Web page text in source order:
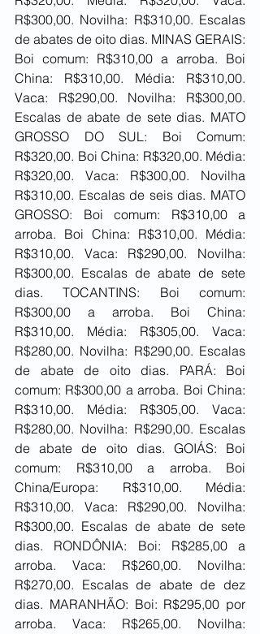
R$300,00. Novilha: R$310,00. Escalas
de abates de oito dias. MINAS GERAIS:
Boi comum: R$310,00 a arroba. Boi
China: R$310,00. Média: R$310,00.
Vaca: R$290,00. Novilha: R$300,00.
Escalas de abate de sete dias. MATO
GROSSO DO SUL: Boi Comum:
R$320,00. Boi China: R$320,00. Média:
R$320,00. Vaca: R$300,00. Novilha
R$310,00. Escalas de seis dias. MATO
GROSSO: Boi comum: R$310,00 a
arroba. Boi China: R$310,00. Média:
R$310,00. Vaca: R$290,00. Novilha:
R$300,00. Escalas de abate de sete
dias. TOCANTINS: Boi comum:
R$300,00 a arroba. Boi China:
R$310,00. Média: R$305,00. Vaca:
R$280,00. Novilha: R$290,00. Escalas
de abate de oito dias. PARÁ: Boi
comum: R$300,00 a arroba. Boi China:
R$310,00. Média: R$305,00. Vaca:
R$280,00. Novilha: R$290,00. Escalas
de abate de oito dias. GOIÁS: Boi
comum: R$310,00 a arroba. Boi
China/Europa: R$310,00. Média:
R$310,00. Vaca: R$290,00. Novilha:
R$300,00. Escalas de abate de sete
dias. RONDÔNIA: Boi: R$285,00 a
arroba. Vaca: R$260,00. Novilha:
R$270,00. Escalas de abate de dez
dias. MARANHÃO: Boi: R$295,00 por
arroba. Vaca: R$265,00. Novilha: